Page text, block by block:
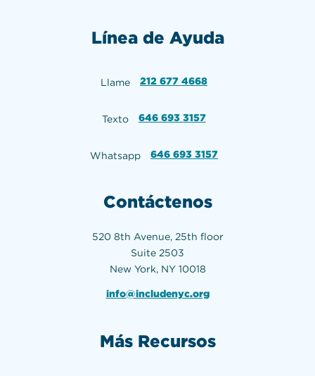
Línea de Ayuda
Llame 212 677 4668
Texto 646 693 3157
Whatsapp 646 693 3157
Contáctenos
520 8th Avenue, 25th floor
Suite 2503
New York, NY 10018
info@includenyc.org
Más Recursos